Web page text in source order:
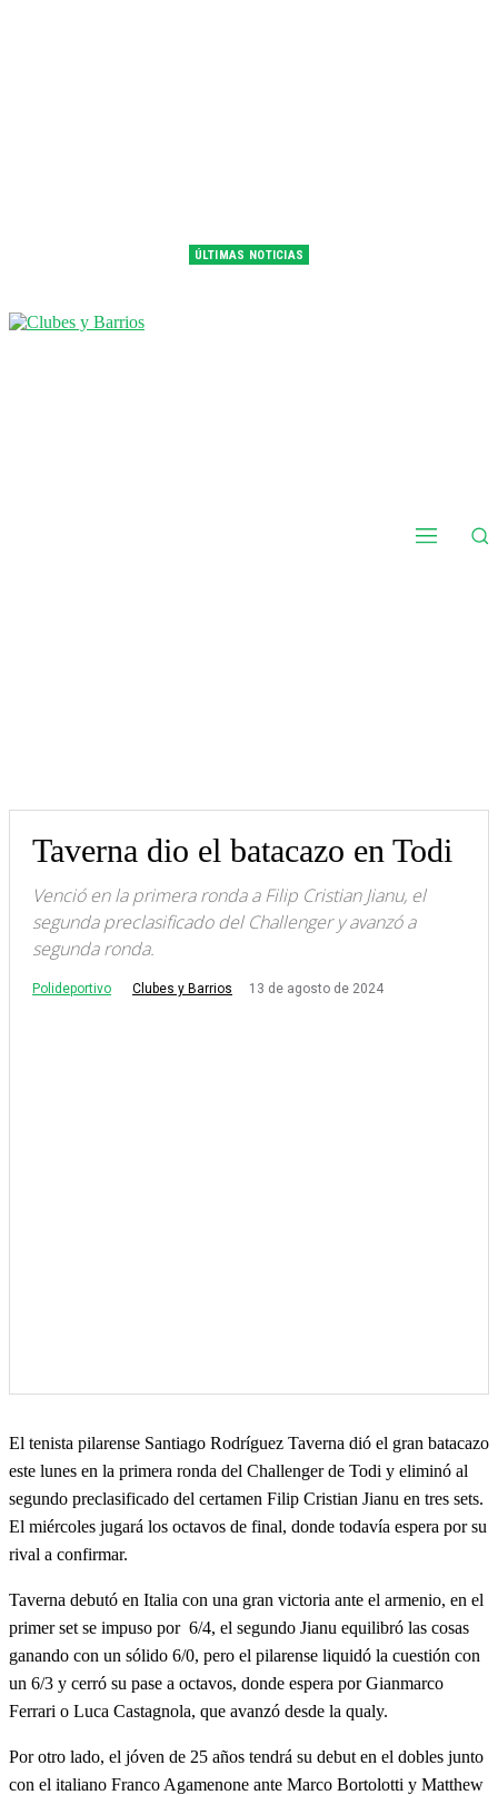
ÚLTIMAS NOTICIAS
Taverna dio el batacazo en Todi
Venció en la primera ronda a Filip Cristian Jianu, el
segunda preclasificado del Challenger y avanzó a
segunda ronda.
Polideportivo Clubes y Barrios 13 de agosto de 2024
El tenista pilarense Santiago Rodríguez Taverna dió el gran batacazo
este lunes en la primera ronda del Challenger de Todi y eliminó al
segundo preclasificado del certamen Filip Cristian Jianu en tres sets.
El miércoles jugará los octavos de final, donde todavía espera por su
rival a confirmar.
Taverna debutó en Italia con una gran victoria ante el armenio, en el
primer set se impuso por 6/4, el segundo Jianu equilibró las cosas
ganando con un sólido 6/0, pero el pilarense liquidó la cuestión con
un 6/3 y cerró su pase a octavos, donde espera por Gianmarco
Ferrari o Luca Castagnola, que avanzó desde la qualy.
Por otro lado, el jóven de 25 años tendrá su debut en el dobles junto
con el italiano Franco Agamenone ante Marco Bortolotti y Matthew